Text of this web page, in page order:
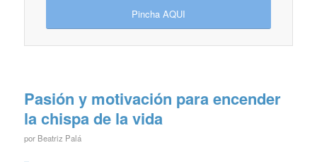
Pincha AQUI
Pasión y motivación para encender
la chispa de la vida
por Beatriz Palá